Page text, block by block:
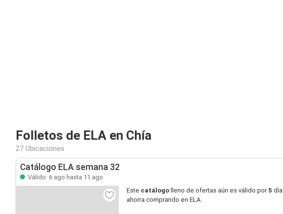
Folletos de ELA en Chía
27 Ubicaciones
Catálogo ELA semana 32
Válido: 6 ago hasta 11 ago
Este catálogo lleno de ofertas aún es válido por5
ahorra comprando en ELA.